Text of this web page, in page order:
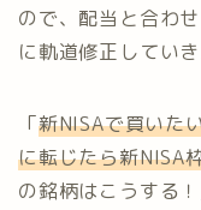
ので、配当と合わ
に軌道修正してい
「新NISAで買いた
に転じたら新NISA
の銘柄はこうする